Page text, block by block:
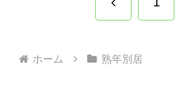
ホーム 熟年別居